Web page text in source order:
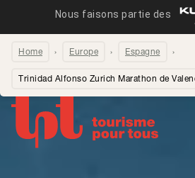
Home Europe Espagne
Trinidad Alfonso Zurich Marathon de